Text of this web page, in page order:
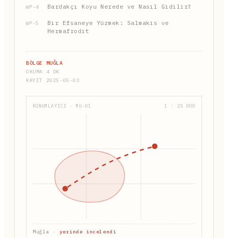
WP-4 Bardakçı Koyu Nerede ve Nasıl Gidilir?
WP-5
Bir Efsaneye Yüzmek: Salmakis ve
Hermafrodit
BÖLGE MUĞLA
OKUMA 4 DK
KAYIT 2025-05-03
KONUMLAYICI · MU-01 1 : 25 000
Muğla · yerinde incelendi